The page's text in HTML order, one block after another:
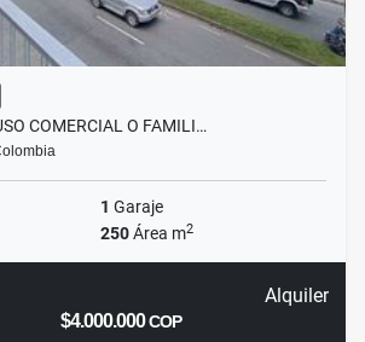
COMERCIAL O FAMILI…
1 Garaje
250Área m2
Alquiler
$4.000.000COP